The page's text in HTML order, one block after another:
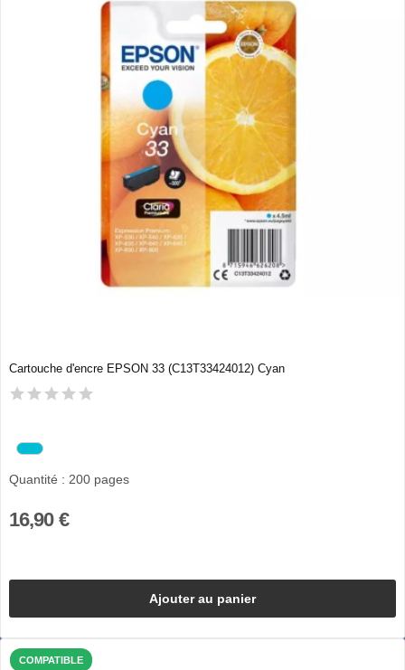
Cartouche d'encre EPSON 33 (C13T33424012) Cyan
Quantité : 200 pages
16,90 €
Ajouter au panier
COMPATIBLE